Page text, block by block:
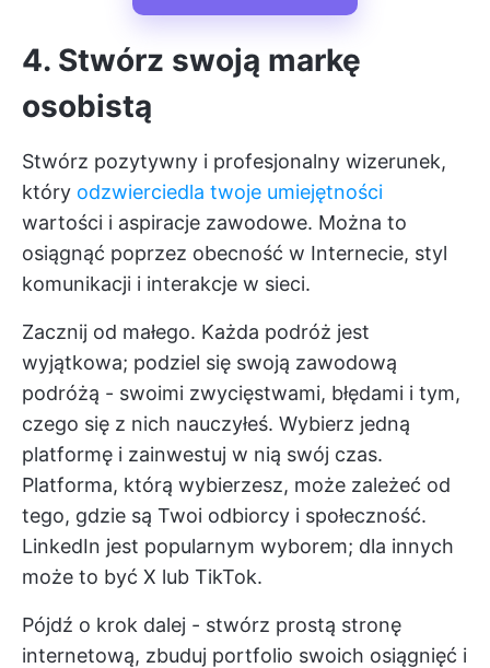
4. Stwórz swoją markę
osobistą
Stwórz pozytywny i profesjonalny wizerunek,
który odzwierciedla twoje umiejętności
wartości i aspiracje zawodowe. Można to
osiągnąć poprzez obecność w Internecie, styl
komunikacji i interakcje w sieci.
Zacznij od małego. Każda podróż jest
wyjątkowa; podziel się swoją zawodową
podróżą - swoimi zwycięstwami, błędami i tym,
czego się z nich nauczyłeś. Wybierz jedną
platformę i zainwestuj w nią swój czas.
Platforma, którą wybierzesz, może zależeć od
tego, gdzie są Twoi odbiorcy i społeczność.
LinkedIn jest popularnym wyborem; dla innych
może to być X lub TikTok.
Pójdź o krok dalej - stwórz prostą stronę
internetową, zbuduj portfolio swoich osiągnięć i